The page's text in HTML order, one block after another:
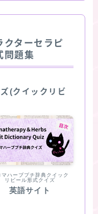
クターセラピ
問題集
(クイックリビ
マハーブプチ辞典クイック
リビール形式クイズ
英語サイト